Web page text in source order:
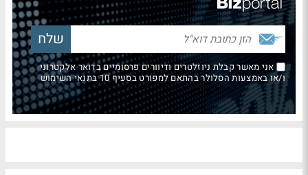
אני מאשר קבלת ניוזלטרים ודיוורים פרסומיים בדואר אלקטרוני
ו/או באמצעות הסלולר בהתאם למפורט בסעיף 10 בתנאי השימוש